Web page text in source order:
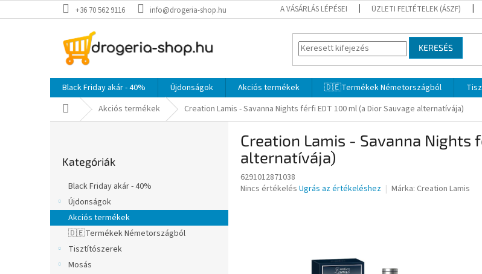
a
+36 70 562 9116 info@drogeria-shop.hu A VÁSÁRLÁS LÉPÉSEI ÜZLETI FELTÉTELEK (ÁSZF)
KERESÉS
Black Friday akár - 40% Újdonságok Akciós termékek 🇩🇪Termékek Németországból
KezdőlapAkciós termékek Creation Lamis - Savanna Nights férfi EDT 100 ml (a Dior Sauvage alternatívája)
ó
átugrása
Kategóriák
Black Friday akár - 40%
Újdonságok
Akciós termékek
🇩🇪Termékek Németországból
Tisztítószerek
Mosás
Creation Lamis - Savanna Nights
alternatívája)
6291012871038
A
Nincs értékelés Ugrás az értékeléshez Márka: Creation Lamis